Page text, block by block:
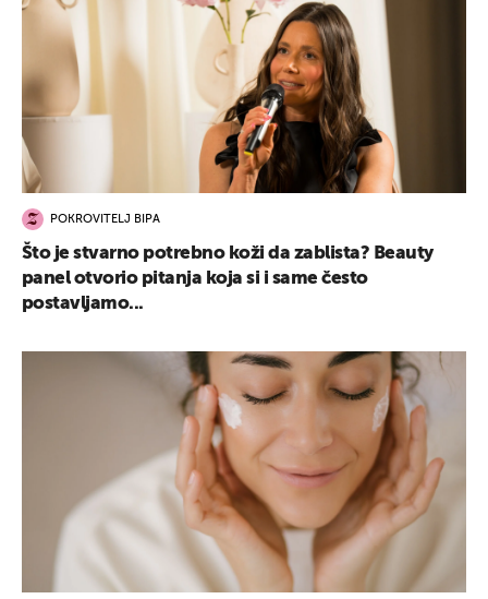
POKROVITELJ BIPA
Što je stvarno potrebno koži da zablista? Beauty
panel otvorio pitanja koja si i same često
postavljamo...